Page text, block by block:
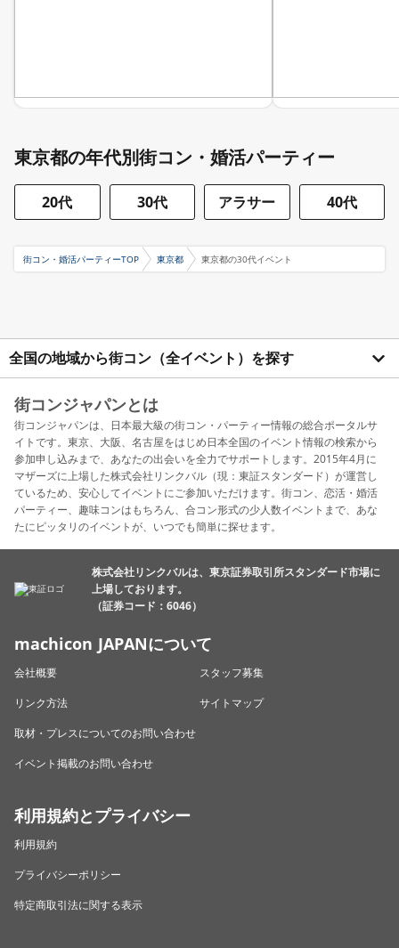
東京都の年代別街コン・婚活パーティー
20代 30代 アラサー 40代
街コン・婚活パーティーTOP 東京都 東京都の30代イベント
全国の地域から街コン（全イベント）を探す
街コンジャパンとは
街コンジャパンは、日本最大級の街コン・パーティー情報の総合ポータルサ
イトです。東京、大阪、名古屋をはじめ日本全国のイベント情報の検索から
参加申し込みまで、あなたの出会いを全力でサポートします。2015年4月に
マザーズに上場した株式会社リンクバル（現：東証スタンダード）が運営し
ているため、安心してイベントにご参加いただけます。街コン、恋活・婚活
パーティー、趣味コンはもちろん、合コン形式の少人数イベントまで、あな
たにピッタリのイベントが、いつでも簡単に探せます。
株式会社リンクバルは、東京証券取引所スタンダード市場に
上場しております。
（証券コード：6046）
machicon JAPANについて
会社概要
スタッフ募集
リンク方法
サイトマップ
取材・プレスについてのお問い合わせ
イベント掲載のお問い合わせ
利用規約とプライバシー
利用規約
プライバシーポリシー
特定商取引法に関する表示